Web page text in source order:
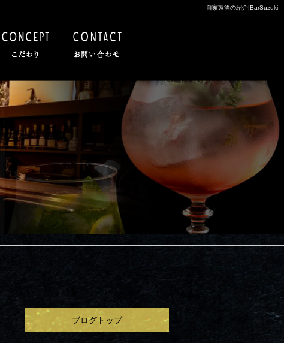
自家製酒の紹介|BarSuzuki
ブログトップ